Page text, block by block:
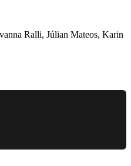
Ralli, Júlian Mateos, Karin